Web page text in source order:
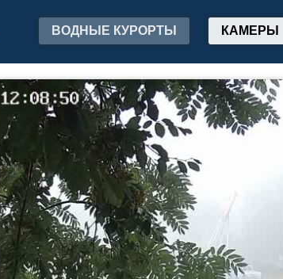
ВОДНЫЕ КУРОРТЫ КАМЕРЫ